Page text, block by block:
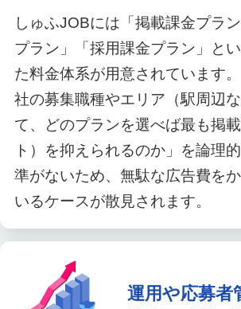
しゅふJOBには「掲載課金プラ
プラン」「採用課金プラン」と
た料金体系が用意されています
社の募集職種やエリア（駅周辺
て、どのプランを選べば最も掲
ト）を抑えられるのか」を論理
準がないため、無駄な広告費を
いるケースが散見されます。
運用や応募者